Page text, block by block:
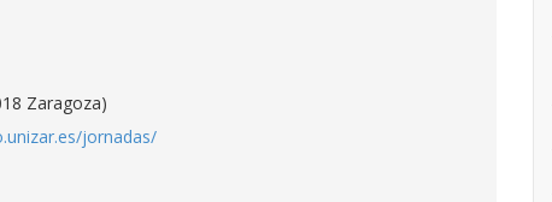
Zaragoza)
jornadas/